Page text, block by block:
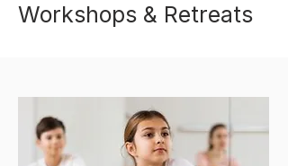
Workshops & Retreats